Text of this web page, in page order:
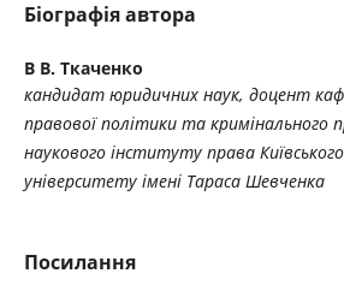
Біографія автора
В В. Ткаченко
кандидат юридичних наук, доцент
правової політики та кримінального
наукового інституту права
університету імені Тараса Шевченка
Посилання